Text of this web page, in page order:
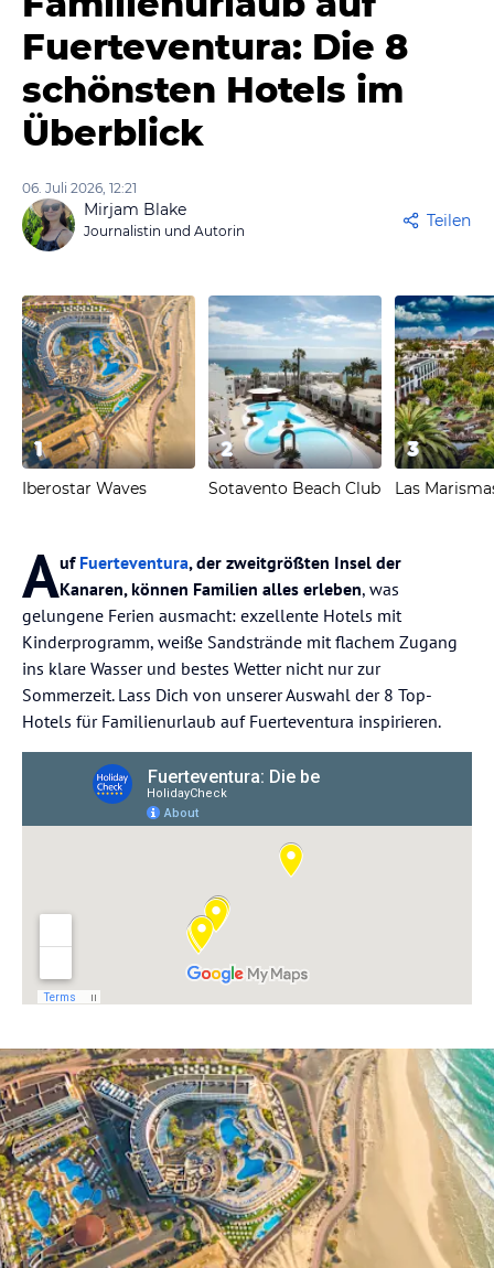
Fuerteventura: Die 8
schönsten Hotels im
Überblick
06. Juli 2026, 12:21
Mirjam Blake
Journalistin und Autorin
Teilen
1
Iberostar Waves
2
Sotavento Beach Club
3
Las
Auf Fuerteventura, der zweitgrößten Insel der
Kanaren, können Familien alles erleben, was
gelungene Ferien ausmacht: exzellente Hotels mit
Kinderprogramm, weiße Sandstrände mit flachem Zugang
ins klare Wasser und bestes Wetter nicht nur zur
Sommerzeit. Lass Dich von unserer Auswahl der 8 Top-
Hotels für Familienurlaub auf Fuerteventura inspirieren.